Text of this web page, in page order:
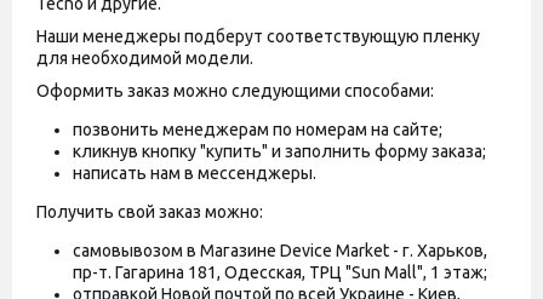
Наши менеджеры подберут соответствующую пленку
для необходимой модели.
Оформить заказ можно следующими способами:
позвонить менеджерам по номерам на сайте;
кликнув кнопку "купить" и заполнить форму заказа;
написать нам в мессенджеры.
Получить свой заказ можно:
самовывозом в Магазине Device Market - г. Харьков,
пр-т. Гагарина 181, Одесская, ТРЦ "Sun Mall", 1 этаж;
отправкой Новой почтой по всей Украине - Киев,